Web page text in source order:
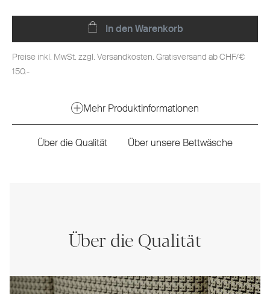
In den Warenkorb
Preise inkl. MwSt. zzgl. Versandkosten. Gratisversand ab CHF/€
150.-
Mehr Produktinformationen
Über die Qualität Über unsere Bettwäsche
Über die Qualität